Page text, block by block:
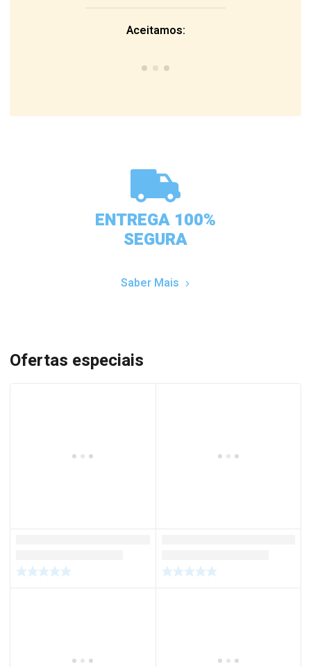
Aceitamos:
ENTREGA 100%
SEGURA
Saber Mais
Ofertas especiais